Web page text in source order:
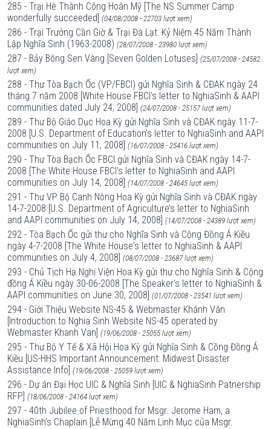
285 - Trại Hè Thành Công Hoàn Mỹ [The NS Summer Camp
wonderfully succeeded] (04/08/2008 - 22703 lượt xem)
286 - Trại Trưởng Cần Giờ & Trại Đà Lạt: Kỷ Niệm 45 Năm Thành
Lập Nghĩa Sinh (1963-2008) (28/07/2008 - 23980 lượt xem)
287 - Bảy Bông Sen Vàng [Seven Golden Lotuses] (25/07/2008 - 24582
lượt xem)
288 - Thư Tòa Bạch Ốc (VP/FBCI) gửi Nghĩa Sinh & CĐAK ngày 24
tháng 7 năm 2008 [White House FBCI's letter to NghiaSinh & AAPI
communities dated July 24, 2008] (24/07/2008 - 25157 lượt xem)
289 - Thư Bộ Giáo Dục Hoa Kỳ gửi Nghĩa Sinh và CĐAK ngày 11-7-
2008 [U.S. Department of Education's letter to NghiaSinh and AAPI
communities on July 11, 2008] (16/07/2008 - 25416 lượt xem)
290 - Thư Tòa Bạch Ốc FBCI gửi Nghĩa Sinh và CĐAK ngày 14-7-
2008 [The White House FBCI's letter to NghiaSinh and AAPI
communities on July 14, 2008] (14/07/2008 - 24645 lượt xem)
291 - Thư VP Bộ Canh Nông Hoa Kỳ gửi Nghĩa Sinh và CĐAK ngày
14-7-2008 [U.S. Department of Agriculture’s letter to NghiaSinh
and AAPI communities on July 14, 2008] (14/07/2008 - 24389 lượt xem)
292 - Tòa Bạch Ốc gửi thư cho Nghĩa Sinh và Cộng Đồng Á Kiều
ngày 4-7-2008 [The White House's letter to NghiaSinh & AAPI
communities on July 4, 2008] (08/07/2008 - 23687 lượt xem)
293 - Chủ Tịch Hạ Nghị Viện Hoa Kỳ gửi thư cho Nghĩa Sinh & Cộng
đồng Á Kiều ngày 30-06-2008 [The Speaker's letter to NghiaSinh &
AAPI communities on June 30, 2008] (01/07/2008 - 23541 lượt xem)
294 - Giới Thiệu Website NS-45 & Webmaster Khánh Vân
[Introduction to Nghia Sinh Website NS-45 operated by
Webmaster Khanh Van] (19/06/2008 - 25055 lượt xem)
295 - Thư Bộ Y Tế & Xã Hội Hoa Kỳ gửi Nghĩa Sinh & Cồng Đồng Á
Kiều [US-HHS Important Announcement: Midwest Disaster
Assistance Info] (19/06/2008 - 25059 lượt xem)
296 - Dự án Đại Học UIC & Nghĩa Sinh [UIC & NghiaSinh Patnership
RFP] (18/06/2008 - 24164 lượt xem)
297 - 40th Jubilee of Priesthood for Msgr. Jerome Ham, a
NghiaSinh’s Chaplain [Lễ Mừng 40 Năm Linh Mục của Msgr.